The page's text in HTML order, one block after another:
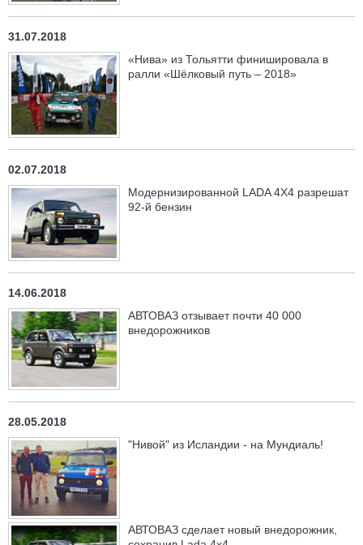
31.07.2018
«Нива» из Тольятти финишировала в
ралли «Шёлковый путь – 2018»
02.07.2018
Модернизированной LADA 4X4 разрешат
92-й бензин
14.06.2018
АВТОВАЗ отзывает почти 40 000
внедорожников
28.05.2018
"Нивой" из Исландии - на Мундиаль!
АВТОВАЗ сделает новый внедорожник,